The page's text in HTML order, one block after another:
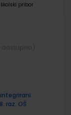
pribor
integrirani
raz. OŠ